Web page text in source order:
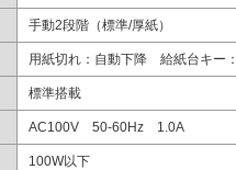
手動2段階（標準/厚紙）
用紙切れ：自動下降 給紙台キー
標準搭載
AC100V 50-60Hz 1.0A
100W以下